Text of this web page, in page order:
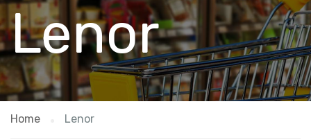
Lenor
Home Lenor